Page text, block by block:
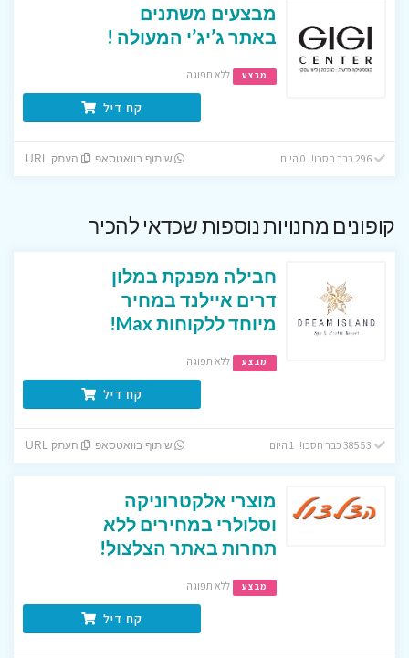
מבצעים משתנים
באתר ג’יג’י המעולה !
מבצע ללא תפוגה
קח דיל
296 כבר חסכו! 0 היום שיתוף בוואטסאפ העתק URL
קופונים מחנויות נוספות שכדאי להכיר
חבילה מפנקת במלון
דרים איילנד במחיר
מיוחד ללקוחות Max!
מבצע ללא תפוגה
קח דיל
שיתוף בוואטסאפ העתק URL
מוצרי אלקטרוניקה
וסלולרי במחירים ללא
תחרות באתר הצלצול!
מבצע ללא תפוגה
קח דיל